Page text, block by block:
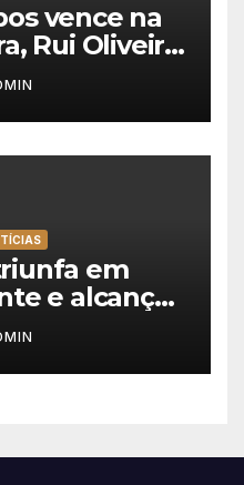
vence na
Rui Oliveira
na Volta a
em
e alcança
da carreira